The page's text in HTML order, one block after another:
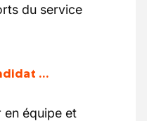
du service
…
en équipe et